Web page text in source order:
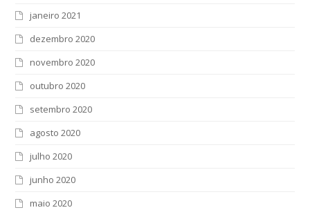
janeiro 2021
dezembro 2020
novembro 2020
outubro 2020
setembro 2020
agosto 2020
julho 2020
junho 2020
maio 2020